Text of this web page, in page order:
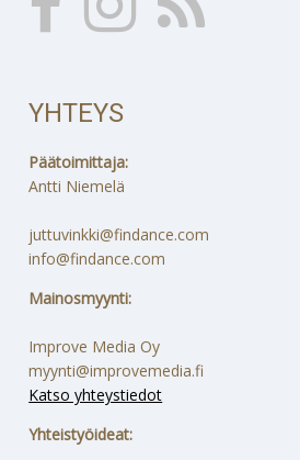
YHTEYS
Päätoimittaja:
Antti Niemelä
juttuvinkki@findance.com
info@findance.com
Mainosmyynti:
Improve Media Oy
myynti@improvemedia.fi
Katso yhteystiedot
Yhteistyöideat: